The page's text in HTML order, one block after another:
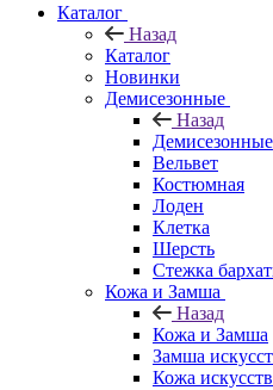
Каталог
Назад
Каталог
Новинки
Демисезонные
Назад
Демисезонные
Вельвет
Костюмная
Лоден
Клетка
Шерсть
Стежка
Кожа и Замша
Назад
Кожа и Замша
Замша
Кожа